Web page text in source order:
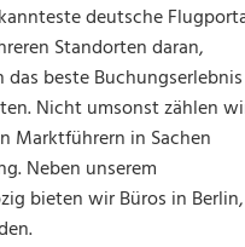
deutsche
Standorten daran,
das beste Buchungserlebnis
Nicht umsonst zählen
Marktführern in Sachen
Neben unserem
bieten wir Büros in Berlin,